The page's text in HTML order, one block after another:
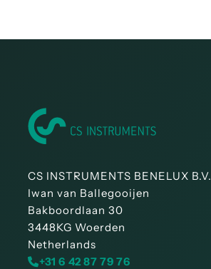
CS INSTRUMENTS BENELUX B.V.
Iwan van Ballegooijen
Bakboordlaan 30
3448KG Woerden
Netherlands
+31 6 42 87 79 76